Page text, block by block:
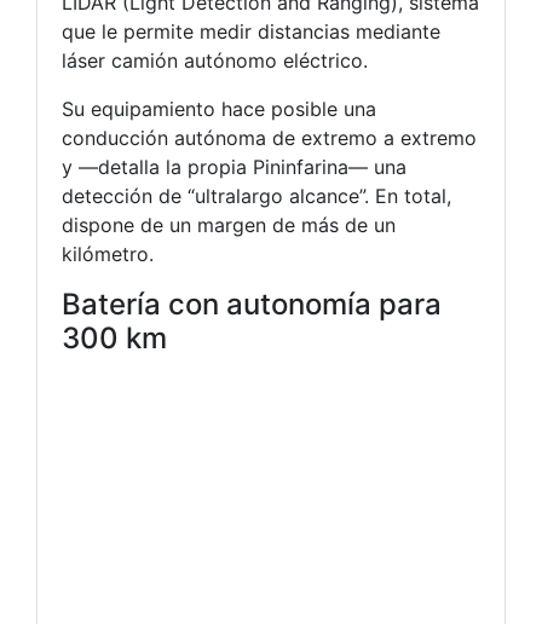
que le permite medir distancias mediante
láser camión autónomo eléctrico.
Su equipamiento hace posible una
conducción autónoma de extremo a extremo
y —detalla la propia Pininfarina— una
detección de “ultralargo alcance”. En total,
dispone de un margen de más de un
kilómetro.
Batería con autonomía para
300 km